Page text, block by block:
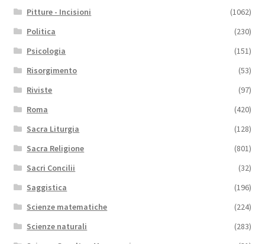
Pitture - Incisioni
(1062)
Politica
(230)
Psicologia
(151)
Risorgimento
(53)
Riviste
(97)
Roma
(420)
Sacra Liturgia
(128)
Sacra Religione
(801)
Sacri Concilii
(32)
Saggistica
(196)
Scienze matematiche
(224)
Scienze naturali
(283)